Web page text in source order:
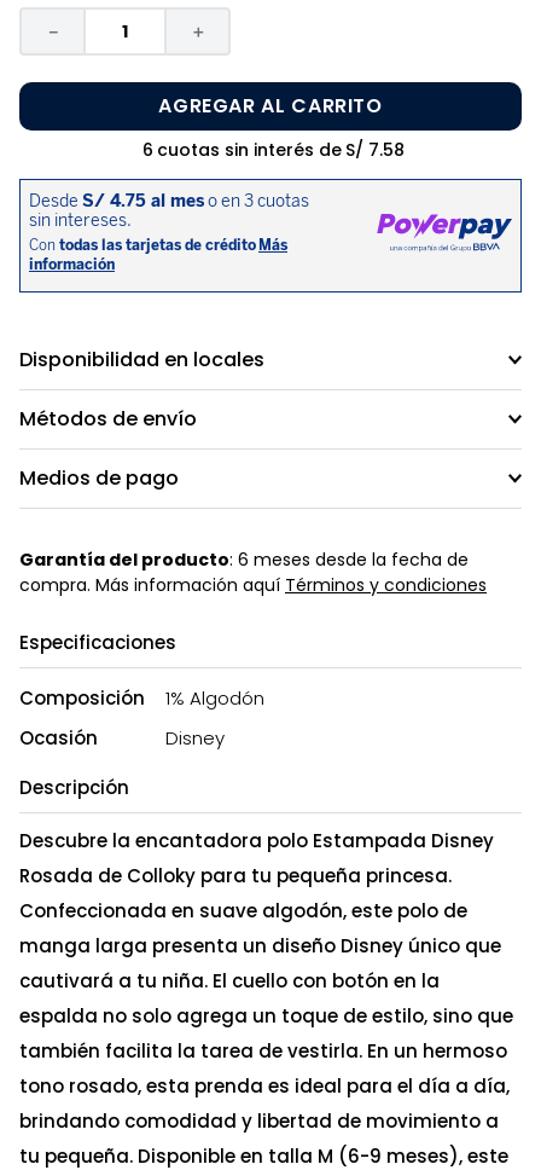
＋
－
AGREGAR AL CARRITO
6 cuotas sin interés de S/ 7.58
Disponibilidad en locales
Métodos de envío
Medios de pago
Garantía del producto: 6 meses desde la fecha de
compra. Más información aquí Términos y condiciones
Especificaciones
Composición
1% Algodón
Ocasión
Disney
Descripción
Descubre la encantadora polo Estampada Disney
Rosada de Colloky para tu pequeña princesa.
Confeccionada en suave algodón, este polo de
manga larga presenta un diseño Disney único que
cautivará a tu niña. El cuello con botón en la
espalda no solo agrega un toque de estilo, sino que
también facilita la tarea de vestirla. En un hermoso
tono rosado, esta prenda es ideal para el día a día,
brindando comodidad y libertad de movimiento a
tu pequeña. Disponible en talla M (6-9 meses), este